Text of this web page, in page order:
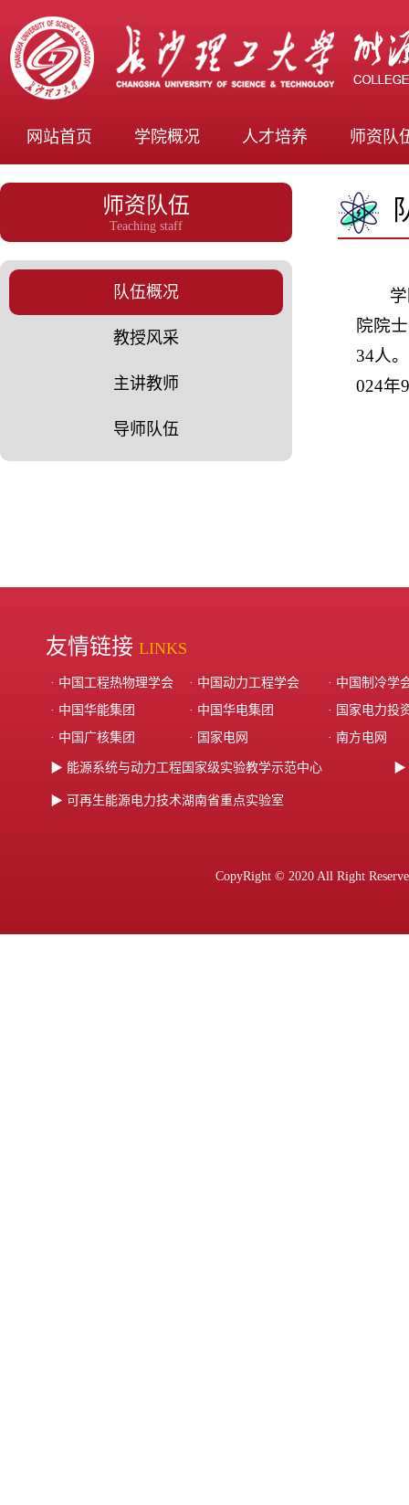
网站首页 学院概况 人才培养 师资队
师资队伍
Teaching staff
队伍概况
教授风采
主讲教师
导师队伍
院院
34人
024年
友情链接 LINKS
· 中国工程热物理学会 · 中国动力工程学会
· 中国制冷学
· 中国华能集团‌
· ‌中国华电集团‌
· ‌国家电力投
· 中国广核集团
· 国家电网 · 南方电网
▶ 能源系统与动力工程国家级实验教学示范中心 ▶
▶ 可再生能源电力技术湖南省重点实验室
CopyRight © 2020 All Right